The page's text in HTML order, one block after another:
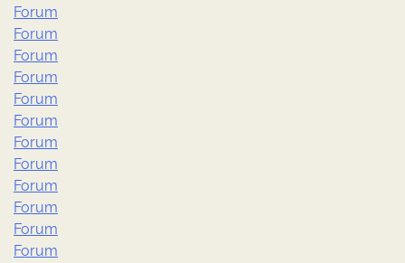
Forum
Forum
Forum
Forum
Forum
Forum
Forum
Forum
Forum
Forum
Forum
Forum